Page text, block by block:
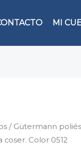
MI
/ Gütermann
Color 0512